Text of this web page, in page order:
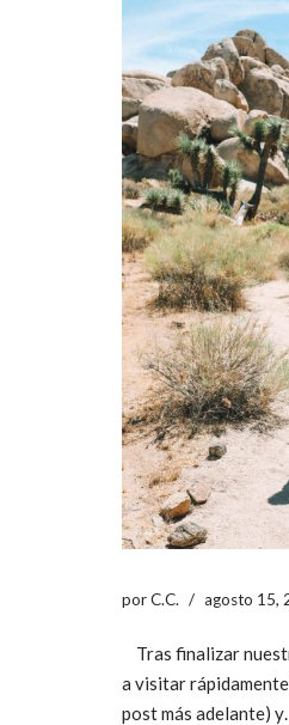
porC.C. agosto 15,
Tras finalizar
a visitar
post más adelante)